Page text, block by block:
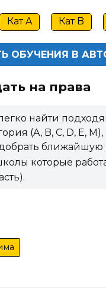
Кат A Кат B
ОБУЧЕНИЯ В
на права
найти
(A, B, C, D, E,
которые